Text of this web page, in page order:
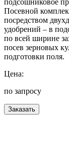
Посевной
посредством
удобрений – в
по всей ширине
посев зерновых
подготовки поля.
Цена:
по запросу
Заказать